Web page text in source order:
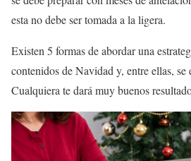
esta no debe ser tomada a la ligera.
Existen 5 formas de abordar una
contenidos de Navidad y, entre ellas, se
Cualquiera te dará muy buenos